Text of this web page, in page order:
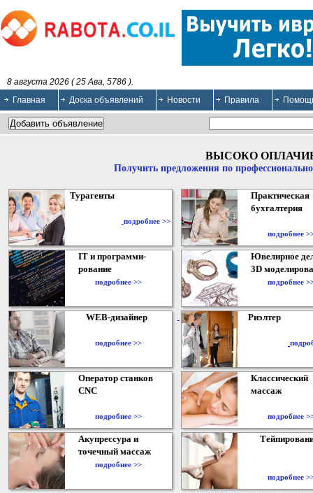
8 августа 2026 ( 25 Ава, 5786 ).
Главная
Доска объявлений Новости Правила
ВЫСОКО
Получить предложения по
Турагенты
подробнее >>
Практическая
бухгалтерия
подробнее
IT и программи-
рование
подробнее >>
Ювелирное
3D
подробнее
WEB-дизайнер
подробнее >>
Риэлтер
Оператор станков
CNC
подробнее >>
Классический
массаж
подробнее
Акупрессура и
точечный массаж
подробнее >>
подробнее